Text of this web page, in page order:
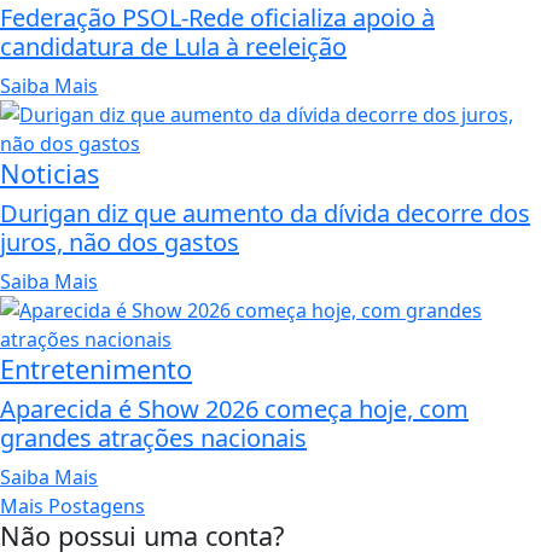
Federação PSOL-Rede oficializa apoio à
candidatura de Lula à reeleição
Saiba Mais
Noticias
Durigan diz que aumento da dívida decorre dos
juros, não dos gastos
Saiba Mais
Entretenimento
Aparecida é Show 2026 começa hoje, com
grandes atrações nacionais
Saiba Mais
Mais Postagens
Não possui uma conta?